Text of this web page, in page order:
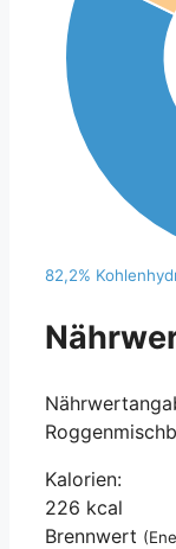
82,2%
Kalorien:
226 kcal
Brennwert